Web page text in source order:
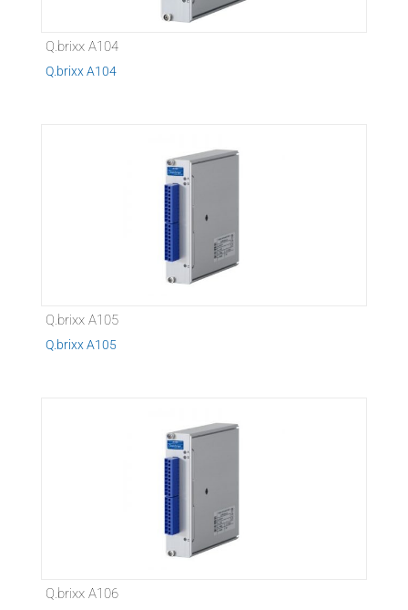
Q.brixx A104
Q.brixx A104
Q.brixx A105
Q.brixx A105
Q.brixx A106